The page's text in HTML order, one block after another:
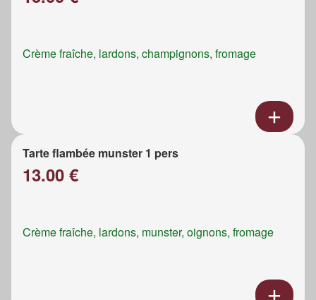
Crème fraîche, lardons, champignons, fromage
Tarte flambée munster 1 pers
13.00 €
Crème fraîche, lardons, munster, oignons, fromage